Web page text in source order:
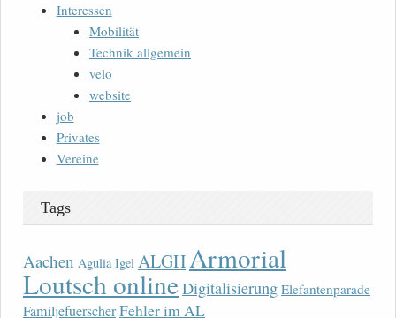
Interessen
Mobilität
Technik allgemein
velo
website
job
Privates
Vereine
Tags
Aachen Agulia Igel ALGHArmorial
Loutsch onlineDigitalisierung Elefantenparade
FamiljefuerscherFehler im AL